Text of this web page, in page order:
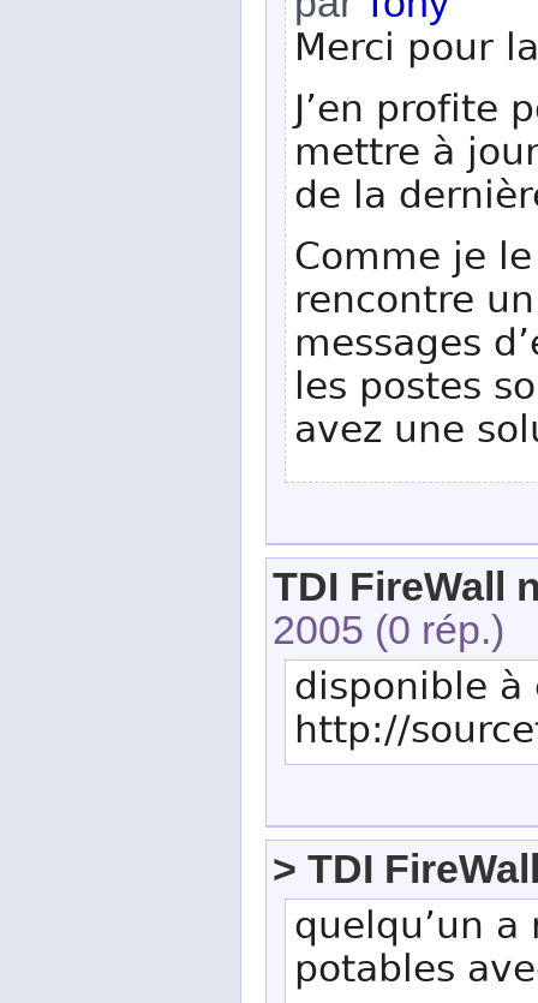
Merci pour
J’en profite
mettre à
de la
Comme je
rencontre
messages
les postes
avez une
TDI FireWall
2005 (0 rép.)
disponible
http://
> TDI
quelqu’un
potables